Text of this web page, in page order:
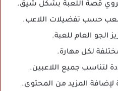
قصة اللعبة بشكل شيق.
حسب تفضيلات اللاعب.
العام للعبة.
لكل مهارة.
لتناسب جميع اللاعبين.
لإضافة المزيد من المحتوى.